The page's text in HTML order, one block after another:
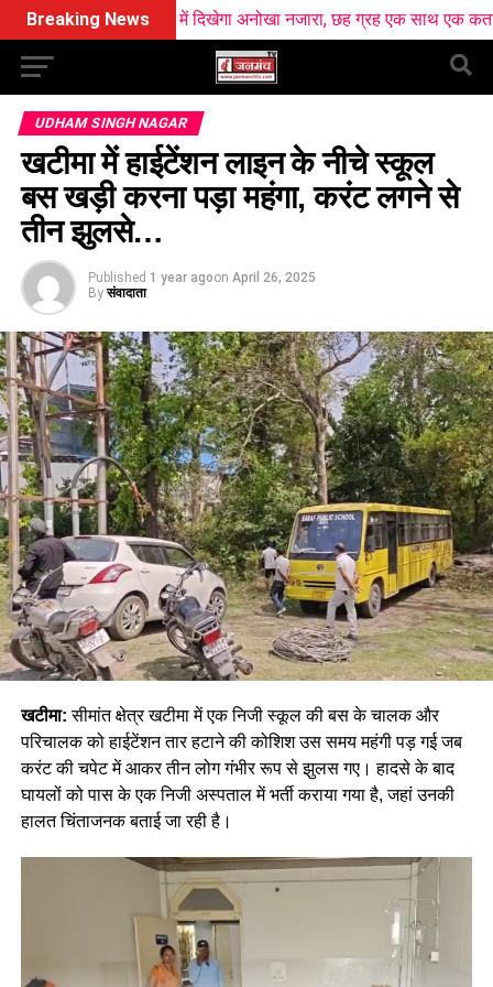
Breaking News
आसमान में दिखेगा अनोखा नजारा, छह ग्रह एक साथ एक कतार में आएंगे नजर
UDHAM SINGH NAGAR
खटीमा में हाईटेंशन लाइन के नीचे स्कूल
बस खड़ी करना पड़ा महंगा, करंट लगने से
तीन झुलसे…
Published 1 year agoon April 26, 2025
By संवादाता
खटीमा: सीमांत क्षेत्र खटीमा में एक निजी स्कूल की बस के चालक और
परिचालक को हाईटेंशन तार हटाने की कोशिश उस समय महंगी पड़ गई जब
करंट की चपेट में आकर तीन लोग गंभीर रूप से झुलस गए। हादसे के बाद
घायलों को पास के एक निजी अस्पताल में भर्ती कराया गया है, जहां उनकी
हालत चिंताजनक बताई जा रही है।